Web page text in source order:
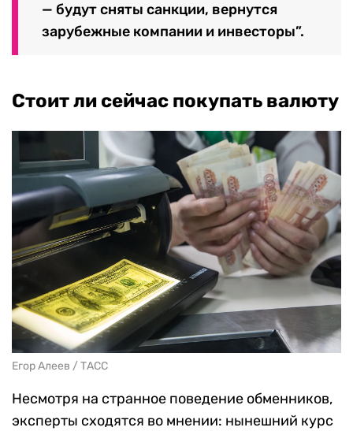
— будут сняты санкции, вернутся
зарубежные компании и инвесторы”.
Стоит ли сейчас покупать валюту
Егор Алеев / ТАСС
Несмотря на странное поведение обменников,
эксперты сходятся во мнении: нынешний курс